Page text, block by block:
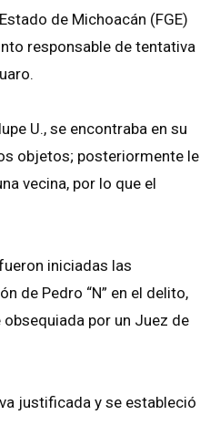
de Michoacán (FGE)
responsable de tentativa
U., se encontraba en su
objetos; posteriormente le
vecina, por lo que el
iniciadas las
de Pedro “N” en el delito,
por un Juez de
justificada y se estableció